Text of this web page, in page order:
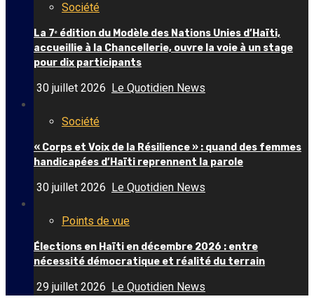
Société
La 7ᵉ édition du Modèle des Nations Unies d’Haïti,
accueillie à la Chancellerie, ouvre la voie à un stage
pour dix participants
30 juillet 2026 Le Quotidien News
Société
« Corps et Voix de la Résilience » : quand des femmes
handicapées d’Haïti reprennent la parole
30 juillet 2026 Le Quotidien News
Points de vue
Élections en Haïti en décembre 2026 : entre
nécessité démocratique et réalité du terrain
29 juillet 2026 Le Quotidien News